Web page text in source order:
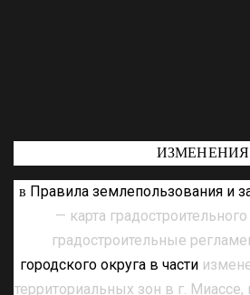
ИЗМЕНЕНИЯ
в Правила землепользования и
— карта
градостроительные
городского округа в части
территориальных зон в г. Миассе,